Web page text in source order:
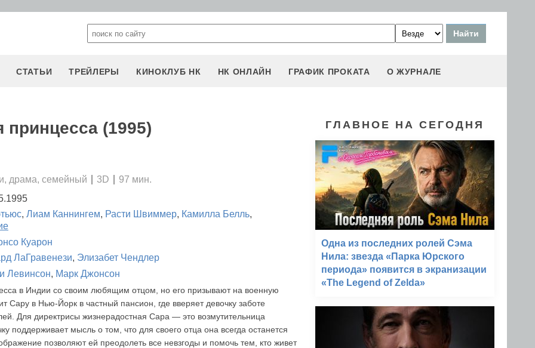
СТАТЬИ ТРЕЙЛЕРЫ КИНОКЛУБ НК НК ОНЛАЙН ГРАФИК ПРОКАТА О ЖУРНАЛЕ
принцесса (1995)
драма, семейный 3D
97 мин.
, Лиам Каннингем, Расти Швиммер, Камилла Белль,
Куарон
ЛаГравенези, Элизабет Чендлер
Левинсон, Марк Джонсон
в Индии со своим любящим отцом, но его призывают на военную
Сару в Нью-Йорк в частный пансион, где вверяет девочку заботе
Для директрисы жизнерадостная Сара — это возмутительница
поддерживает мысль о том, что для своего отца она всегда останется
позволяют ей преодолеть все невзгоды и помочь тем, кто живет
ГЛАВНОЕ НА СЕГОДНЯ
Одна из последних ролей Сэма
Нила: звезда «Парка Юрского
периода» появится в экранизации
«The Legend of Zelda»